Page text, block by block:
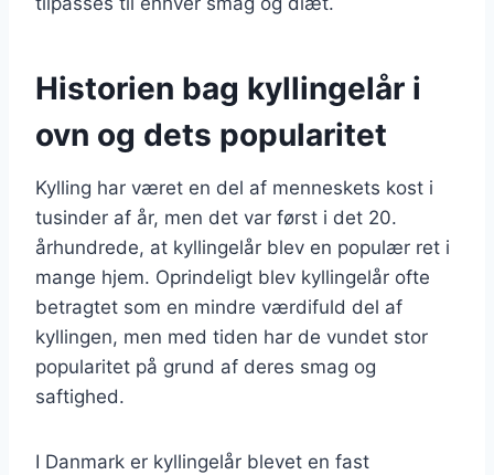
Historien bag kyllingelår i
ovn og dets popularitet
Kylling har været en del af menneskets kost i
tusinder af år, men det var først i det 20.
århundrede, at kyllingelår blev en populær ret i
mange hjem. Oprindeligt blev kyllingelår ofte
betragtet som en mindre værdifuld del af
kyllingen, men med tiden har de vundet stor
popularitet på grund af deres smag og
saftighed.
I Danmark er kyllingelår blevet en fast